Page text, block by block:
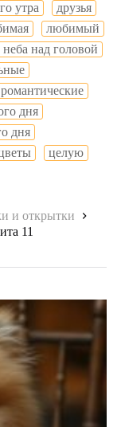
утра
друзья
любимый
над головой
романтические
дня
дня
целую
и открытки
11